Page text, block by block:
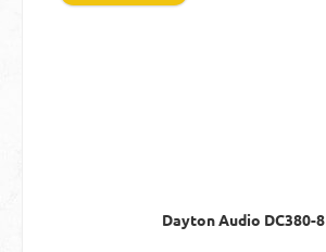
Dayton Audio DC380-8